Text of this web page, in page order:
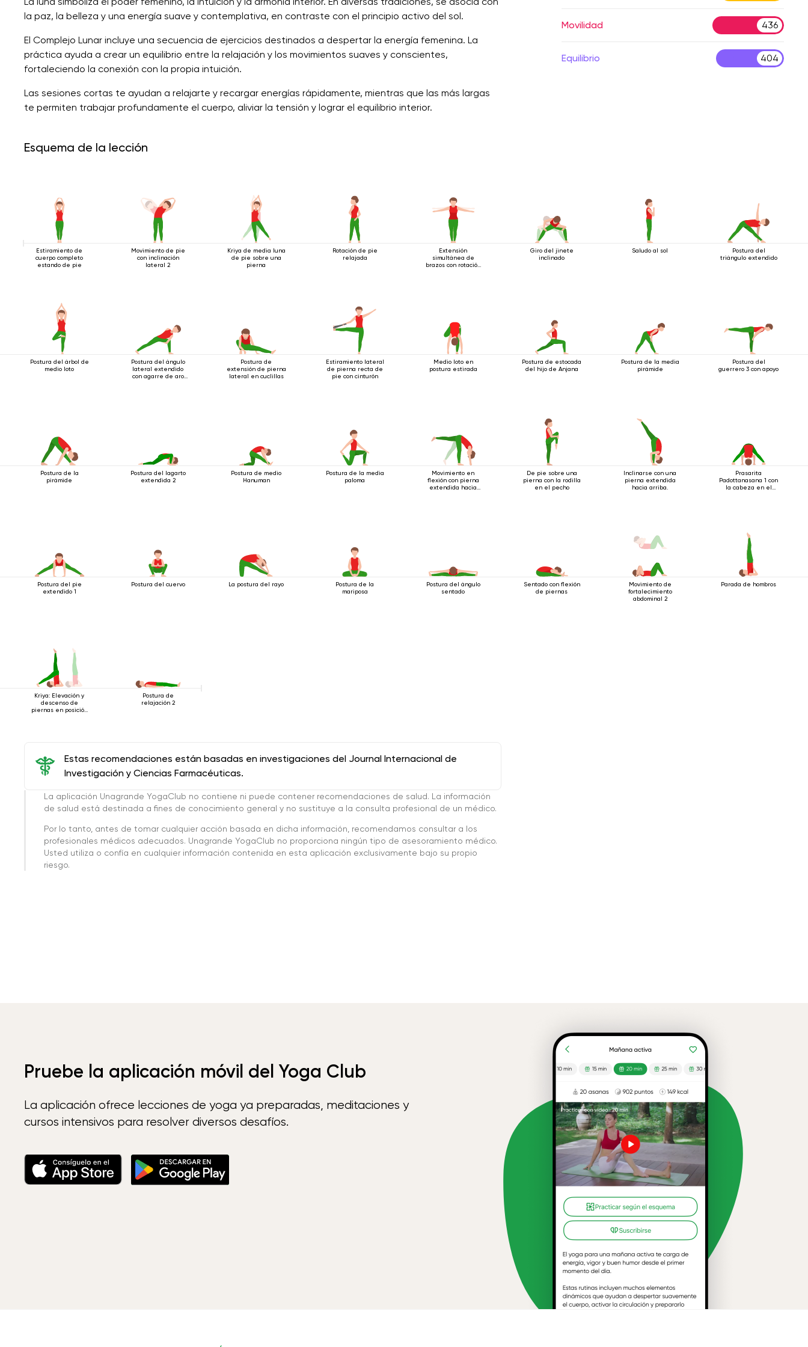
la paz, la belleza y una energía suave y contemplativa, en contraste con el principio activo del sol.
El Complejo Lunar incluye una secuencia de ejercicios destinados a despertar la energía femenina. La
práctica ayuda a crear un equilibrio entre la relajación y los movimientos suaves y conscientes,
fortaleciendo la conexión con la propia intuición.
Las sesiones cortas te ayudan a relajarte y recargar energías rápidamente, mientras que las más largas
te permiten trabajar profundamente el cuerpo, aliviar la tensión y lograr el equilibrio interior.
Movilidad 436
Equilibrio 404
Esquema de la lección
Estiramiento de
cuerpo completo
estando de pie
Movimiento de pie
con inclinación
lateral 2
Kriya de media luna
de pie sobre una
pierna
Rotación de pie
relajada
Extensión
simultánea de
brazos con rotación
Giro del jinete
inclinado
Saludo al sol
Postura del
triángulo extendido
Postura del árbol de
medio loto
Postura del ángulo
lateral extendido
con agarre de aro
Postura de
extensión de pierna
lateral en cuclillas
Estiramiento lateral
de pierna recta de
pie con cinturón
Medio loto en
postura estirada
Postura de estocada
del hijo de Anjana
Postura de la media
pirámide
Postura del
guerrero 3 con apoyo
Postura de la
pirámide
Postura del lagarto
extendida 2
Postura de medio
Hanuman
Postura de la media
paloma
Movimiento en
flexión con pierna
extendida hacia
De pie sobre una
pierna con la rodilla
en el pecho
Inclinarse con una
pierna extendida
hacia arriba.
Prasarita
Padottanasana 1 con
la cabeza en el
Postura del pie
extendido 1
Postura del cuervo La postura del rayo
Postura de la
mariposa
Postura del ángulo
sentado
Sentado con flexión
de piernas
Movimiento de
fortalecimiento
abdominal 2
Parada de hombros
Kriya: Elevación y
descenso de
piernas en posición
Postura de
relajación 2
Estas recomendaciones están basadas en investigaciones del Journal Internacional de
Investigación y Ciencias Farmacéuticas.
La aplicación Unagrande YogaClub no contiene ni puede contener recomendaciones de salud. La información
de salud está destinada a fines de conocimiento general y no sustituye a la consulta profesional de un médico.
Por lo tanto, antes de tomar cualquier acción basada en dicha información, recomendamos consultar a los
profesionales médicos adecuados. Unagrande YogaClub no proporciona ningún tipo de asesoramiento médico.
Usted utiliza o confía en cualquier información contenida en esta aplicación exclusivamente bajo su propio
riesgo.
Pruebe la aplicación móvil del Yoga Club
La aplicación ofrece lecciones de yoga ya preparadas, meditaciones y
cursos intensivos para resolver diversos desafíos.